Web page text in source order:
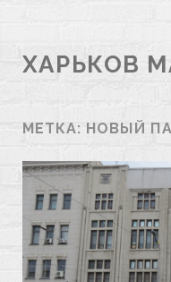
ХАРЬКОВ
МЕТКА: НОВЫЙ